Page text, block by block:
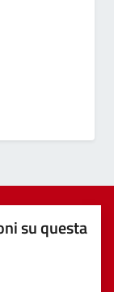
su questa